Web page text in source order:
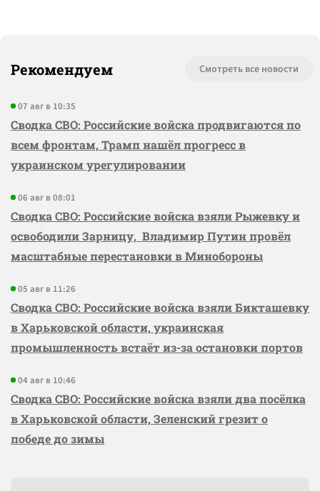
Рекомендуем Смотреть все новости
07 авг в 10:35
Сводка СВО: Российские войска продвигаются по
всем фронтам, Трамп нашёл прогресс в
украинском урегулировании
06 авг в 08:01
Сводка СВО: Российские войска взяли Рыжевку и
освободили Зарницу, Владимир Путин провёл
масштабные перестановки в Минобороны
05 авг в 11:26
Сводка СВО: Российские войска взяли Бикташевку
в Харьковской области, украинская
промышленность встаёт из-за остановки портов
04 авг в 10:46
Сводка СВО: Российские войска взяли два посёлка
в Харьковской области, Зеленский грезит о
победе до зимы